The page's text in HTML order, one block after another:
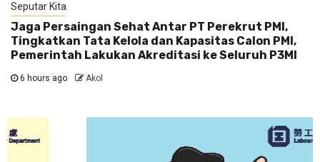
Seputar Kita
Jaga Persaingan Sehat Antar PT Perekrut PMI,
Tingkatkan Tata Kelola dan Kapasitas Calon PMI,
Pemerintah Lakukan Akreditasi ke Seluruh P3MI
6 hours ago Akol